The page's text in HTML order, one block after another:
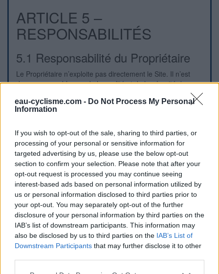
eau-cyclisme.com - Do Not Process My Personal
Information
If you wish to opt-out of the sale, sharing to third parties, or
processing of your personal or sensitive information for
targeted advertising by us, please use the below opt-out
section to confirm your selection. Please note that after your
opt-out request is processed you may continue seeing
interest-based ads based on personal information utilized by
us or personal information disclosed to third parties prior to
your opt-out. You may separately opt-out of the further
disclosure of your personal information by third parties on the
IAB’s list of downstream participants. This information may
also be disclosed by us to third parties on the IAB’s List of
Downstream Participants that may further disclose it to other
ARTICLE 5 –
RESPONSABILITÉS
5.1 Responsabilité du Propriétaire
Le Propriétaire n’exploite pas directement le Site. Il n’est
donc responsable que de la qualité et de la véracité du
propre.
L’Exploitant agit en tant qu’éditeur du Site. A ce titre, il est
responsable de la qualité et de la véracité du Contenu qu’il
publie et édite lui-même. Il ne pourra être tenu responsable
du contenu des Contributions faites sur le Site.
Il ne pourra pas être tenu responsable des dommages
directs et indirects, prévisibles ou imprévisibles causés au
matériel de l’Utilisateur, lors de l’accès au Site, et résultant
soit de l’utilisation d’un matériel ne répondant pas aux
spécifications du Site, soit de l’apparition d’un bug ou d’une
incompatibilité.
L’Exploitant accorde le plus grand soin à l’exactitude et à
l’actualité des Contenus du Site. Mais le Site ne saurait
garantir l’exactitude, la complétude, et l’actualité des